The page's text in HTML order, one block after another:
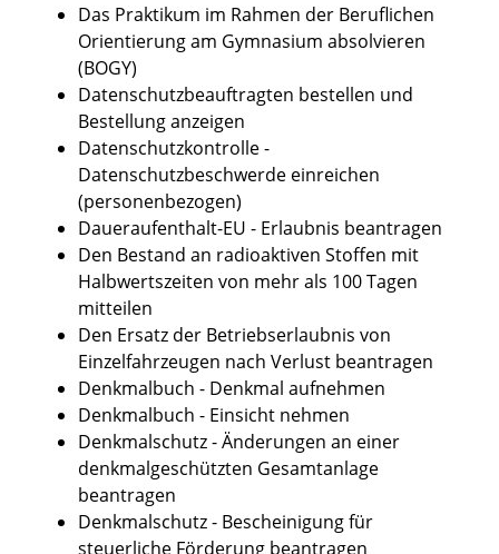
Das Praktikum im Rahmen der Beruflichen
Orientierung am Gymnasium absolvieren
(BOGY)
Datenschutzbeauftragten bestellen und
Bestellung anzeigen
Datenschutzkontrolle -
Datenschutzbeschwerde einreichen
(personenbezogen)
Daueraufenthalt-EU - Erlaubnis beantragen
Den Bestand an radioaktiven Stoffen mit
Halbwertszeiten von mehr als 100 Tagen
mitteilen
Den Ersatz der Betriebserlaubnis von
Einzelfahrzeugen nach Verlust beantragen
Denkmalbuch - Denkmal aufnehmen
Denkmalbuch - Einsicht nehmen
Denkmalschutz - Änderungen an einer
denkmalgeschützten Gesamtanlage
beantragen
Denkmalschutz - Bescheinigung für
steuerliche Förderung beantragen